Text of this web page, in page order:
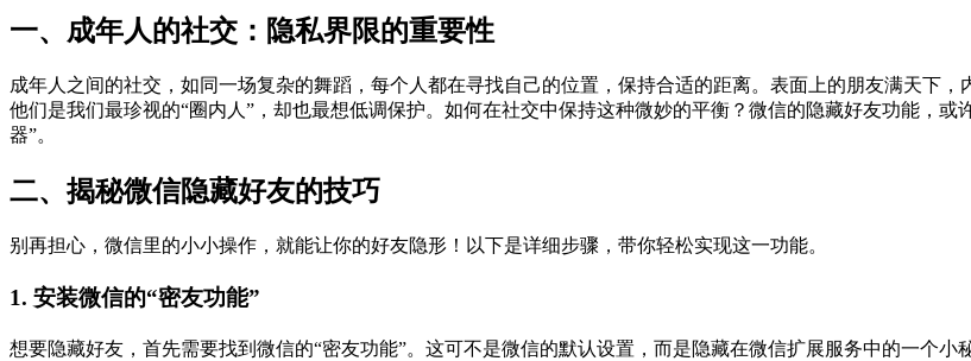
一、成年人的社交：隐私界限的重要性
成年人之间的社交，如同一场复杂的舞蹈，每个人都在寻找自己的位置，保持合适的距离。表面上的朋友满天下，
他们是我们最珍视的“圈内人”，却也最想低调保护。如何在社交中保持这种微妙的平衡？微信的隐藏好友功能，或
器”。
二、揭秘微信隐藏好友的技巧
别再担心，微信里的小小操作，就能让你的好友隐形！以下是详细步骤，带你轻松实现这一功能。
1. 安装微信的“密友功能”
想要隐藏好友，首先需要找到微信的“密友功能”。这可不是微信的默认设置，而是隐藏在微信扩展服务中的一个小